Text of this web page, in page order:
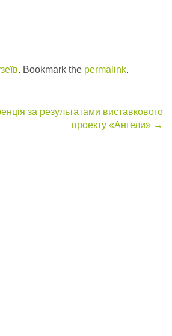
. Bookmark the permalink.
за результатами виставкового
проекту «Ангели» →